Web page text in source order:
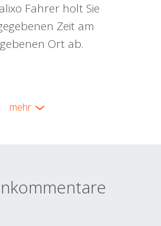
Fahrer holt Sie
Zeit am
Ort ab.
mehr